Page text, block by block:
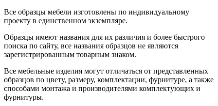
Все образцы мебели изготовлены по индивидуальному
проекту в единственном экземпляре.
Образцы имеют названия для их различия и более быстрого
поиска по сайту, все названия образцов не являются
зарегистрированным товарным знаком.
Все мебельные изделия могут отличаться от представленных
образцов по цвету, размеру, комплектации, фурнитуре, а также
способами монтажа и производителями комплектующих и
фурнитуры.